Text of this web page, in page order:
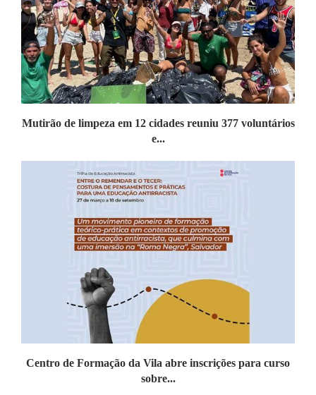
Mutirão de limpeza em 12 cidades reuniu 377 voluntários
e...
Centro de Formação da Vila abre inscrições para curso
sobre...